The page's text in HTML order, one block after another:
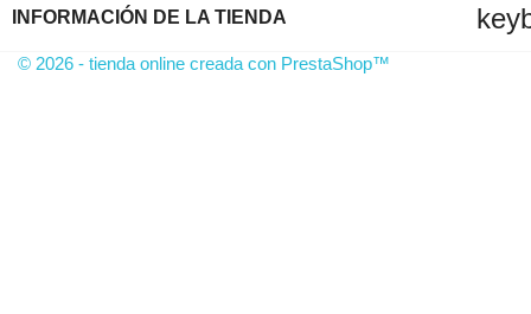
INFORMACIÓN DE LA TIENDA
© 2026 - tienda online creada con PrestaShop™